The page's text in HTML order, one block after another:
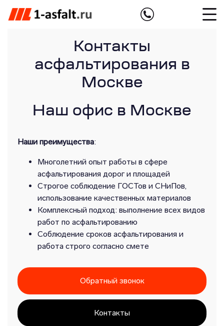
Контакты
асфальтирования в
Москве
Наш офис в Москве
Наши преимущества:
Многолетний опыт работы в сфере
асфальтирования дорог и площадей
Строгое соблюдение ГОСТов и СНиПов,
использование качественных материалов
Комплексный подход: выполнение всех видов
работ по асфальтированию
Соблюдение сроков асфальтирования и
работа строго согласно смете
Обратный звонок
Контакты